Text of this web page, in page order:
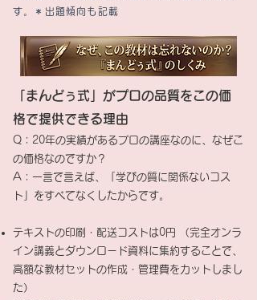
す。
​＊出題傾向も記載
「まんどぅ式」がプロの品質をこの価
格で提供できる理由
Q：20年の実績があるプロの講座なのに、なぜこ
の価格なのですか？
A：一言で言えば、「学びの質に関係ないコス
ト」をすべてなくしたからです。
テキストの印刷・配送コストは0円 （完全オンラ
イン講義とダウンロード資料に集約することで、
高額な教材セットの作成・管理費をカットしまし
た）